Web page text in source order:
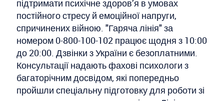
підтримати психічне здоров’я в умовах
постійного стресу й емоційної напруги,
спричинених війною. "Гаряча лінія" за
номером 0-800-100-102 працює щодня з 10:00
до 20:00. Дзвінки з України є безоплатними.
Консультації надають фахові психологи з
багаторічним досвідом, які попередньо
пройшли спеціальну підготовку для роботи зі